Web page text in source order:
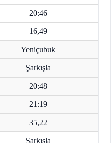
20:46
16,49
Yeniçubuk
Şarkışla
20:48
21:19
35,22
Şarkışla